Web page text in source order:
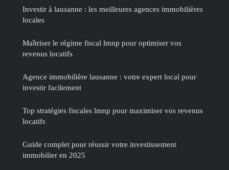
Investir à lausanne : les meilleures agences immobilières
locales
Maîtriser le régime fiscal lmnp pour optimiser vos
revenus locatifs
Agence immobilière lausanne : votre expert local pour
investir facilement
Top stratégies fiscales lmnp pour maximiser vos revenus
locatifs
Guide complet pour réussir votre investissement
immobilier en 2025